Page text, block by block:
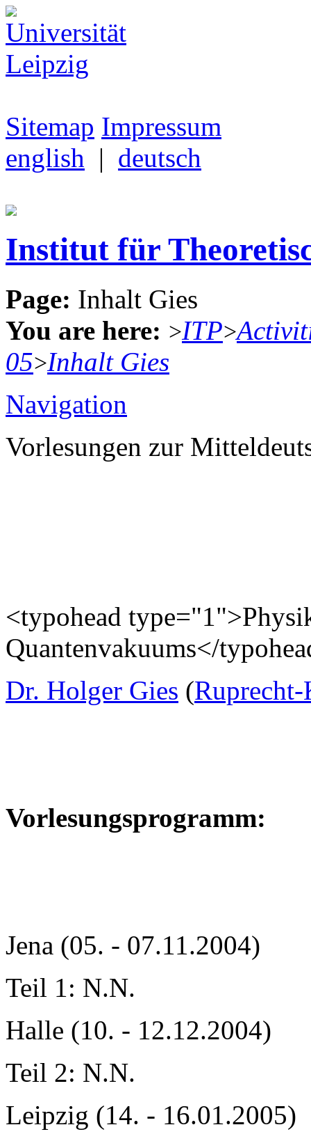
Sitemap Impressum
english | deutsch
Institut für
Page: Inhalt Gies
You are here: >ITP>
05>Inhalt Gies
Navigation
Vorlesungen zur
<typohead
Quantenvakuums</
Dr. Holger Gies (
Vorlesungsprogramm:
Jena (05. - 07.11.2004)
Teil 1: N.N.
Halle (10. - 12.12.2004)
Teil 2: N.N.
Leipzig (14. - 16.01.2005)